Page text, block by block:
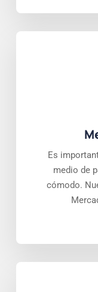
Es
medio de
cómodo.